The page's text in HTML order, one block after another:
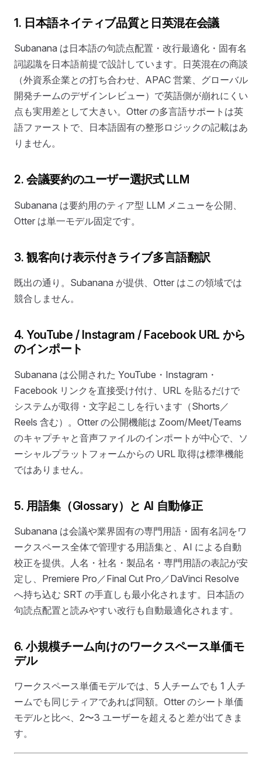
1. 日本語ネイティブ品質と日英混在会議
Subanana は日本語の句読点配置・改行最適化・固有名
詞認識を日本語前提で設計しています。日英混在の商談
（外資系企業との打ち合わせ、APAC 営業、グローバル
開発チームのデザインレビュー）で英語側が崩れにくい
点も実用差として大きい。Otter の多言語サポートは英
語ファーストで、日本語固有の整形ロジックの記載はあ
りません。
2. 会議要約のユーザー選択式 LLM
Subanana は要約用のティア型 LLM メニューを公開、
Otter は単一モデル固定です。
3. 観客向け表示付きライブ多言語翻訳
既出の通り。Subanana が提供、Otter はこの領域では
競合しません。
4. YouTube / Instagram / Facebook URL から
のインポート
Subanana は公開された YouTube・Instagram・
Facebook リンクを直接受け付け、URL を貼るだけで
システムが取得・文字起こしを行います（Shorts／
Reels 含む）。Otter の公開機能は Zoom/Meet/Teams
のキャプチャと音声ファイルのインポートが中心で、ソ
ーシャルプラットフォームからの URL 取得は標準機能
ではありません。
5. 用語集（Glossary）と AI 自動修正
Subanana は会議や業界固有の専門用語・固有名詞をワ
ークスペース全体で管理する用語集と、AI による自動
校正を提供。人名・社名・製品名・専門用語の表記が安
定し、Premiere Pro／Final Cut Pro／DaVinci Resolve
へ持ち込む SRT の手直しも最小化されます。日本語の
句読点配置と読みやすい改行も自動最適化されます。
6. 小規模チーム向けのワークスペース単価モ
デル
ワークスペース単価モデルでは、5 人チームでも 1 人チ
ームでも同じティアであれば同額。Otter のシート単価
モデルと比べ、2〜3 ユーザーを超えると差が出てきま
す。